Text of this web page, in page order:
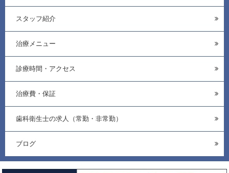
スタッフ紹介
治療メニュー
診療時間・アクセス
治療費・保証
歯科衛生士の求人（常勤・非常勤）
ブログ